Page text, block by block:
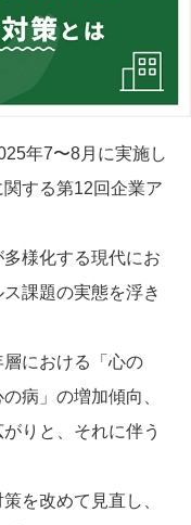
年7〜8月に実施し
する第12回企業ア
様化する現代にお
課題の実態を浮き
における「心の
病」の増加傾向、
りと、それに伴う
を改めて見直し、